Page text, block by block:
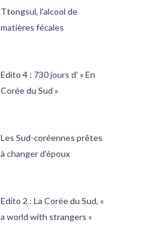
Ttongsul, l'alcool de
matières fécales
Edito 4 : 730 jours d’ « En
Corée du Sud »
Les Sud-coréennes prêtes
à changer d'époux
Edito 2 : La Corée du Sud, «
a world with strangers »